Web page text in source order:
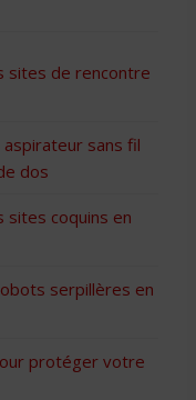
sites de rencontre
aspirateur sans fil
dos
sites coquins en
serpillères en
protéger votre